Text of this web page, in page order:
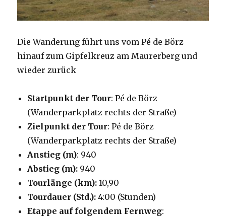
Die Wanderung führt uns vom Pé de Börz
hinauf zum Gipfelkreuz am Maurerberg und
wieder zurück
Startpunkt der Tour: Pé de Börz
(Wanderparkplatz rechts der Straße)
Zielpunkt der Tour: Pé de Börz
(Wanderparkplatz rechts der Straße)
Anstieg (m): 940
Abstieg (m): 940
Tourlänge (km):10,90
Tourdauer (Std.): 4:00 (Stunden)
Etappe auf folgendem Fernweg: